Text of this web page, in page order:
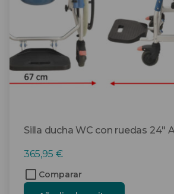
Silla ducha WC con ruedas 24″
365,95 €
Comparar